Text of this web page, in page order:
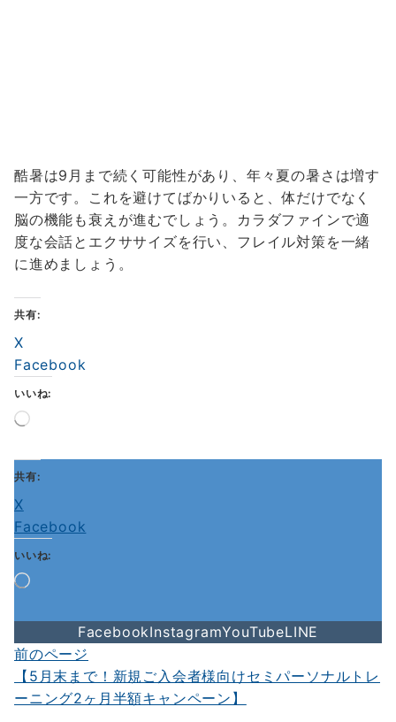
酷暑は9月まで続く可能性があり、年々夏の暑さは増す
一方です。これを避けてばかりいると、体だけでなく
脳の機能も衰えが進むでしょう。カラダファインで適
度な会話とエクササイズを行い、フレイル対策を一緒
に進めましょう。
共有:
X
Facebook
いいね:
読
み
中…
共有:
X
Facebook
いいね:
読
中…
FacebookInstagramYouTubeLINE
投
稿
前のページ
【5月末まで！新規ご入会者様向けセミパーソナルトレ
ーニング2ヶ月半額キャンペーン】